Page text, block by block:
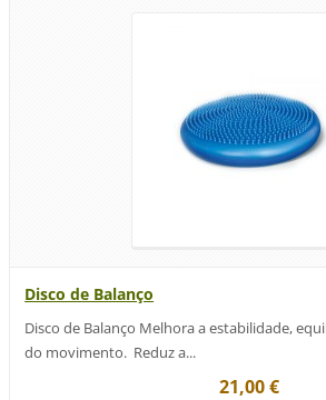
Disco de Balanço
Disco de Balanço Melhora a estabilidade,
do movimento. Reduz a...
21,00 €